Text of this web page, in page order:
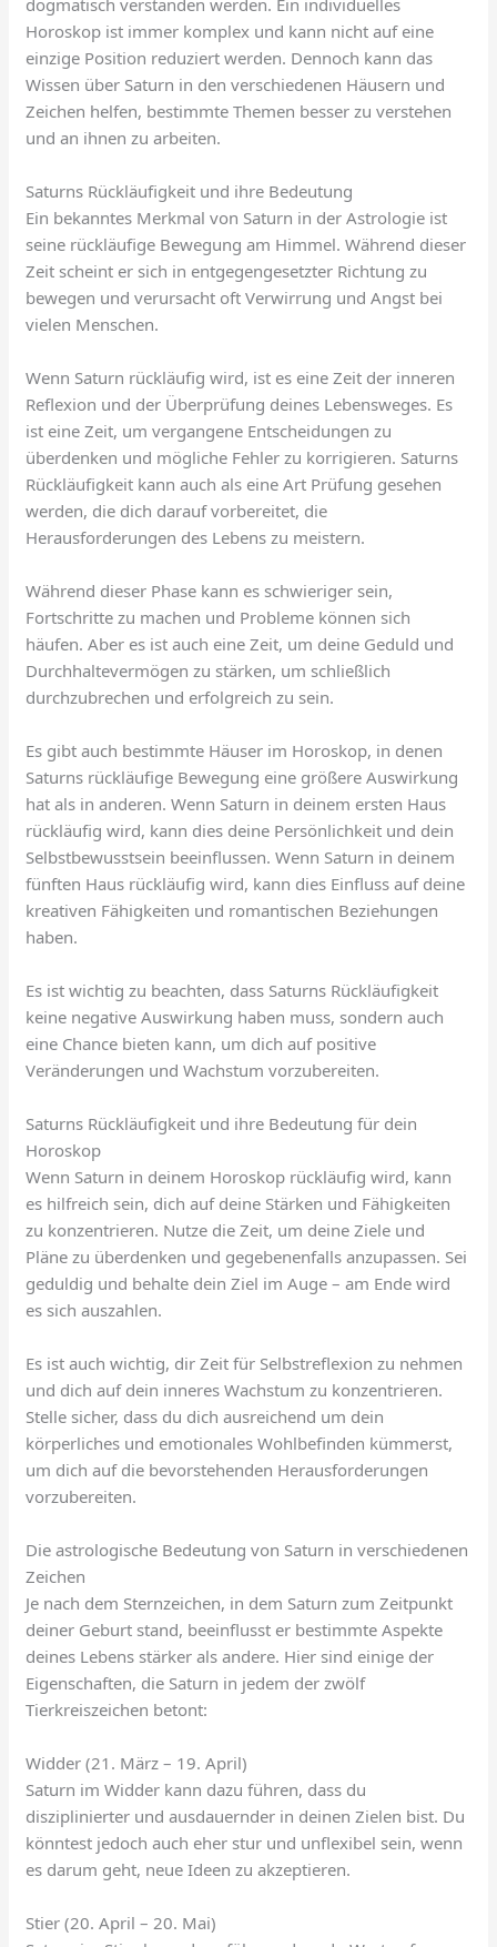
dogmatisch verstanden werden. Ein individuelles
Horoskop ist immer komplex und kann nicht auf eine
einzige Position reduziert werden. Dennoch kann das
Wissen über Saturn in den verschiedenen Häusern und
Zeichen helfen, bestimmte Themen besser zu verstehen
und an ihnen zu arbeiten.
Saturns Rückläufigkeit und ihre Bedeutung
Ein bekanntes Merkmal von Saturn in der Astrologie ist
seine rückläufige Bewegung am Himmel. Während dieser
Zeit scheint er sich in entgegengesetzter Richtung zu
bewegen und verursacht oft Verwirrung und Angst bei
vielen Menschen.
Wenn Saturn rückläufig wird, ist es eine Zeit der inneren
Reflexion und der Überprüfung deines Lebensweges. Es
ist eine Zeit, um vergangene Entscheidungen zu
überdenken und mögliche Fehler zu korrigieren. Saturns
Rückläufigkeit kann auch als eine Art Prüfung gesehen
werden, die dich darauf vorbereitet, die
Herausforderungen des Lebens zu meistern.
Während dieser Phase kann es schwieriger sein,
Fortschritte zu machen und Probleme können sich
häufen. Aber es ist auch eine Zeit, um deine Geduld und
Durchhaltevermögen zu stärken, um schließlich
durchzubrechen und erfolgreich zu sein.
Es gibt auch bestimmte Häuser im Horoskop, in denen
Saturns rückläufige Bewegung eine größere Auswirkung
hat als in anderen. Wenn Saturn in deinem ersten Haus
rückläufig wird, kann dies deine Persönlichkeit und dein
Selbstbewusstsein beeinflussen. Wenn Saturn in deinem
fünften Haus rückläufig wird, kann dies Einfluss auf deine
kreativen Fähigkeiten und romantischen Beziehungen
haben.
Es ist wichtig zu beachten, dass Saturns Rückläufigkeit
keine negative Auswirkung haben muss, sondern auch
eine Chance bieten kann, um dich auf positive
Veränderungen und Wachstum vorzubereiten.
Saturns Rückläufigkeit und ihre Bedeutung für dein
Horoskop
Wenn Saturn in deinem Horoskop rückläufig wird, kann
es hilfreich sein, dich auf deine Stärken und Fähigkeiten
zu konzentrieren. Nutze die Zeit, um deine Ziele und
Pläne zu überdenken und gegebenenfalls anzupassen. Sei
geduldig und behalte dein Ziel im Auge – am Ende wird
es sich auszahlen.
Es ist auch wichtig, dir Zeit für Selbstreflexion zu nehmen
und dich auf dein inneres Wachstum zu konzentrieren.
Stelle sicher, dass du dich ausreichend um dein
körperliches und emotionales Wohlbefinden kümmerst,
um dich auf die bevorstehenden Herausforderungen
vorzubereiten.
Die astrologische Bedeutung von Saturn in verschiedenen
Zeichen
Je nach dem Sternzeichen, in dem Saturn zum Zeitpunkt
deiner Geburt stand, beeinflusst er bestimmte Aspekte
deines Lebens stärker als andere. Hier sind einige der
Eigenschaften, die Saturn in jedem der zwölf
Tierkreiszeichen betont:
Widder (21. März – 19. April)
Saturn im Widder kann dazu führen, dass du
disziplinierter und ausdauernder in deinen Zielen bist. Du
könntest jedoch auch eher stur und unflexibel sein, wenn
es darum geht, neue Ideen zu akzeptieren.
Stier (20. April – 20. Mai)